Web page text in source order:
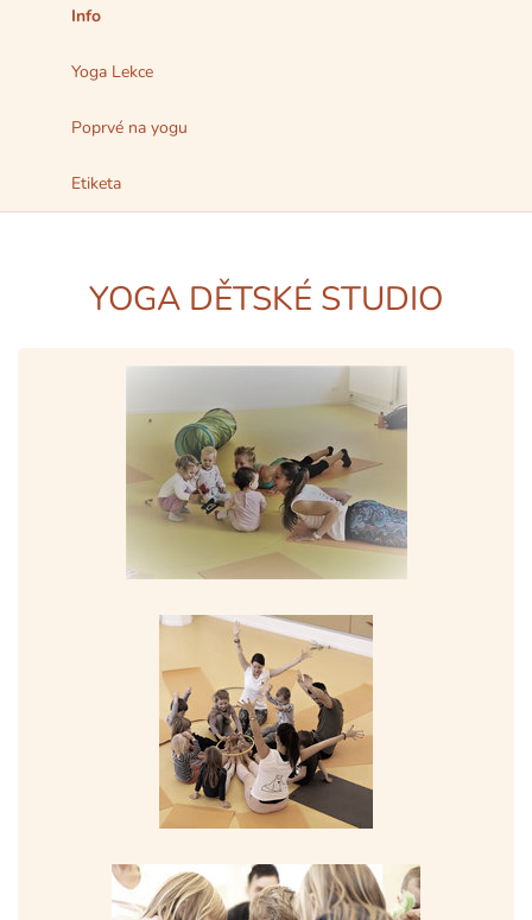
Info
Yoga Lekce
Poprvé na yogu
Etiketa
YOGA DĚTSKÉ STUDIO